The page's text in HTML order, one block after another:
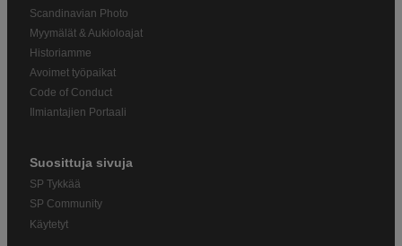
Scandinavian Photo
Myymälät & Aukioloajat
Historiamme
Avoimet työpaikat
Code of Conduct
Ilmiantajien Portaali
Suosittuja sivuja
SP Tykkää
SP Community
Käytetyt